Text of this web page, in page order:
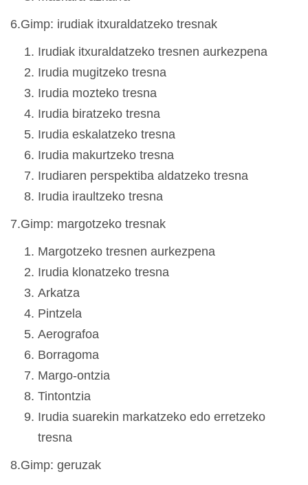
6.Gimp: irudiak itxuraldatzeko tresnak
Irudiak itxuraldatzeko tresnen aurkezpena
Irudia mugitzeko tresna
Irudia mozteko tresna
Irudia biratzeko tresna
Irudia eskalatzeko tresna
Irudia makurtzeko tresna
Irudiaren perspektiba aldatzeko tresna
Irudia iraultzeko tresna
7.Gimp: margotzeko tresnak
Margotzeko tresnen aurkezpena
Irudia klonatzeko tresna
Arkatza
Pintzela
Aerografoa
Borragoma
Margo-ontzia
Tintontzia
Irudia suarekin markatzeko edo erretzeko
tresna
8.Gimp: geruzak